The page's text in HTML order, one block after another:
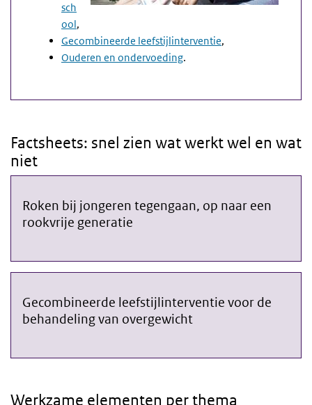
sch
ool,
Gecombineerde leefstijlinterventie,
Ouderen en ondervoeding.
Factsheets: snel zien wat werkt wel en wat
niet
Factsheet Roken bij jongeren tegengaan
Roken bij jongeren tegengaan, op naar een
rookvrije generatie
Naar RIVM-publicatie werkzame elementen gecombineerde-
Gecombineerde leefstijlinterventie voor de
behandeling van overgewicht
Werkzame elementen per thema